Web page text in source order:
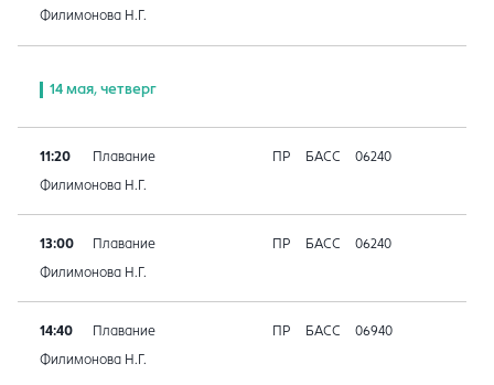
Филимонова Н.Г.
14 мая, четверг
11:20 Плавание ПР БАСС 06240
Филимонова Н.Г.
13:00 Плавание ПР БАСС 06240
Филимонова Н.Г.
14:40 Плавание ПР БАСС 06940
Филимонова Н.Г.